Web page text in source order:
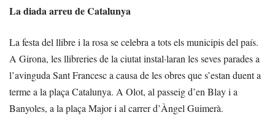
La diada arreu de Catalunya
La festa del llibre i la rosa se celebra a tots els municipis del país.
A Girona, les llibreries de la ciutat instal·laran les seves parades a
l’avinguda Sant Francesc a causa de les obres que s’estan duent a
terme a la plaça Catalunya. A Olot, al passeig d’en Blay i a
Banyoles, a la plaça Major i al carrer d’Àngel Guimerà.